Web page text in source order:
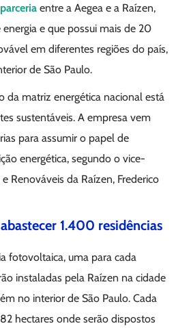
entre a Aegea e a Raízen,
e que possui mais de 20
em diferentes regiões do país,
de São Paulo.
da matriz energética nacional está
sustentáveis. A empresa vem
para assumir o papel de
energética, segundo o vice-
Renováveis da Raízen, Frederico
1.400 residências
fotovoltaica, uma para cada
instaladas pela Raízen na cidade
no interior de São Paulo. Cada
hectares onde serão dispostos